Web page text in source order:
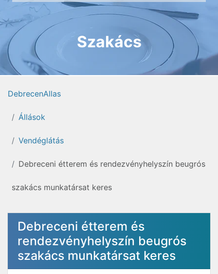
Szakács
DebrecenAllas
Állások
Vendéglátás
Debreceni étterem és rendezvényhelyszín beugrós
szakács munkatársat keres
Debreceni étterem és
rendezvényhelyszín beugrós
szakács munkatársat keres